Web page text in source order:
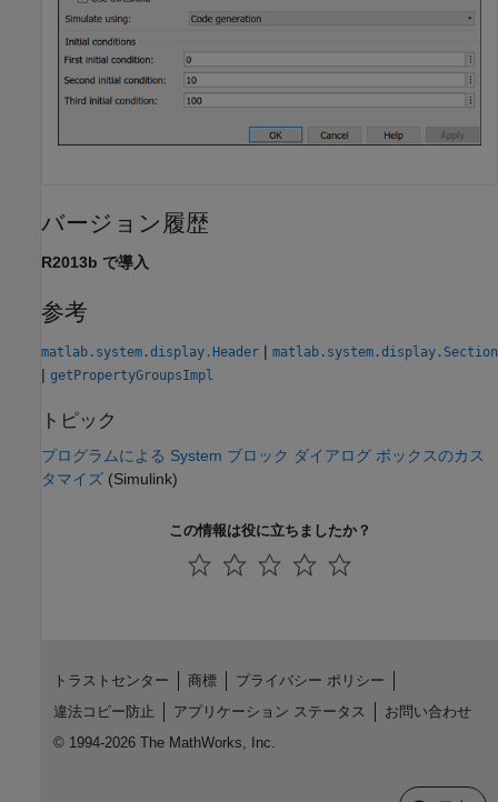
バージョン履歴
R2013b で導入
参考
matlab.system.display.Header | matlab.system.display.Section
| getPropertyGroupsImpl
トピック
プログラムによる System ブロック ダイアログ ボックスのカス
タマイズ (Simulink)
この情報は役に立ちましたか？
トラストセンター 商標
プライバシー ポリシー
違法コピー防止
アプリケーション ステータス
お問い合わせ
© 1994-2026 The MathWorks, Inc.